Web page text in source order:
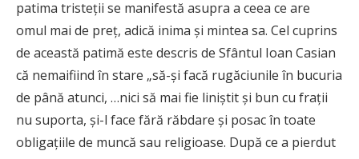
patima tristeţii se manifestă asupra a ceea ce are
omul mai de preţ, adică inima şi mintea sa. Cel cuprins
de această patimă este descris de Sfântul Ioan Casian
că nemaifiind în stare „să-şi facă rugăciunile în bucuria
de până atunci, …nici să mai fie liniştit şi bun cu fraţii
nu suporta, şi-l face fără răbdare şi posac în toate
obligaţiile de muncă sau religioase. După ce a pierdut